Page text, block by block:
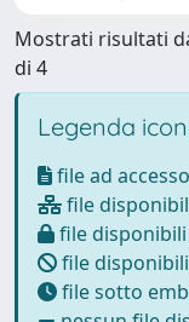
Mostrati risultati
di 4
Legenda
file ad
file
file
file
file sotto